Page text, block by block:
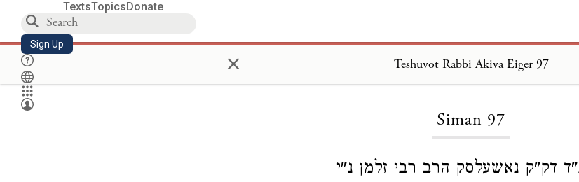
TextsTopicsDonate
Sign Up × Teshuvot Rabbi Akiva Eiger 97
Siman 97
דק"ק נאשעלסק הרב רבי זלמן נ"י